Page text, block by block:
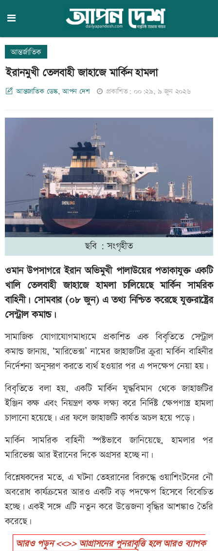
আন্তর্জাতিক
ইরানমুখী তেলবাহী জাহাজে মার্কিন হামলা
আন্তজাতিক ডেস্ক, আপন দেশ প্রকাশিত: ০০:২৯, ৯ জুন ২০২৬
ছবি : সংগৃহীত
ওমান উপসাগরে ইরান অভিমুখী পালাউয়ের পতাকাযুক্ত একটি
খালি তেলবাহী জাহাজে হামলা চালিয়েছে মার্কিন সামরিক
বাহিনী। সোমবার (০৮ জুন) এ তথ্য নিশ্চিত করেছে যুক্তরাষ্ট্রের
সেন্ট্রাল কমান্ড।
সামাজিক যোগাযোগমাধ্যমে প্রকাশিত এক বিবৃতিতে সেন্ট্রাল
কমান্ড জানায়, ‘মারিভেক্স’ নামের জাহাজটির ক্রুরা মার্কিন বাহিনীর
নির্দেশনা অনুসরণ করতে ব্যর্থ হওয়ার পর এ পদক্ষেপ নেয়া হয়।
বিবৃতিতে বলা হয়, একটি মার্কিন যুদ্ধবিমান থেকে জাহাজটির
ইঞ্জিন কক্ষ এবং নিয়ন্ত্রণ কক্ষ লক্ষ্য করে নির্দিষ্ট ক্ষেপণাস্ত্র হামলা
চালানো হয়েছে। এর ফলে জাহাজটি কার্যত অচল হয়ে পড়ে।
মার্কিন সামরিক বাহিনী স্পষ্টভাবে জানিয়েছে, হামলার পর
মারিভেক্স আর ইরানের দিকে অগ্রসর হচ্ছে না।
বিশ্লেষকদের মতে, এ ঘটনা তেহরানের বিরুদ্ধে ওয়াশিংটনের নৌ
অবরোধ কার্যক্রমের আরও একটি বড় পদক্ষেপ হিসেবে বিবেচিত
হচ্ছে। একই সঙ্গে এটি নতুন করে উত্তেজনা বৃদ্ধির আশঙ্কাও তৈরি
করেছে।
আরও পড়ুন <<>> আগ্রাসনের পুনরাবৃত্তি হলে আরও ব্যাপক